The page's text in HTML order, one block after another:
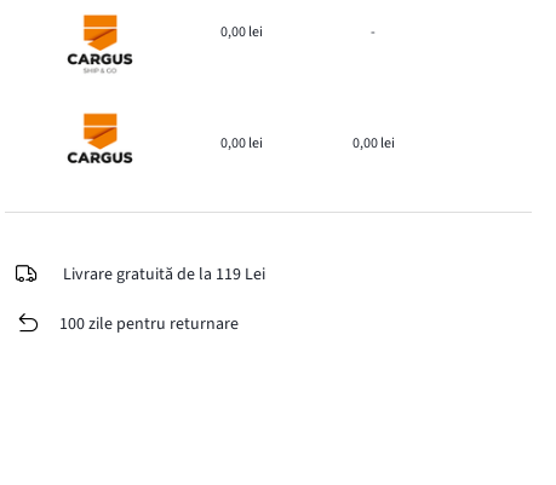
0,00 lei -
0,00 lei 0,00 lei
Livrare gratuită de la 119 Lei
100 zile pentru returnare